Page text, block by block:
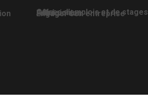
Offres d’emplois et de stages
Adhésion
Faire un don
Engager son entreprise